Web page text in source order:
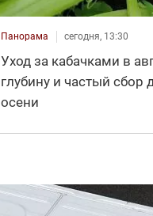
Панорама сегодня, 13:30
Уход за кабачками в
глубину и частый сбор
осени